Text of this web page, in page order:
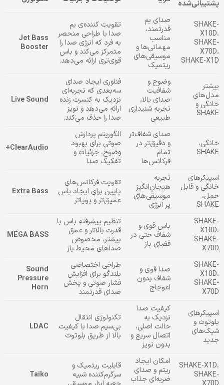
پشتیبانی‌شده
SHAKE-
X10D،
SHAKE-
X70D،
SHAKE-X1D
صدای بم
قدرتمند،
مناسب
مهمانی‌ها و
موسیقی‌های
ریتمیک
تقویت کننده‌ی بم
صدا با طراحی منحصر
به فرد که انرژی صدا را
متمرکز می‌کند و باس
قوی‌تری ارائه می‌دهد.
Jet Bass
Booster
بیشتر
مدل‌های
خانگی و
SHAKE
وضوح و
شفافیت
صدای بالا،
تجربه شنیداری
طبیعی
فناوری ایجاد صدای
سه‌بعدی که تجربه‌ای
نزدیک به کنسرت زنده
ارائه می‌دهد و نویز
صدا را حذف می‌کند.
Live Sound
خانگی،
SHAKE
صدای شفاف‌تر
و دقیق‌تر در
تمام
فرکانس‌ها
الگوریتم پردازش
صوتی برای بهبود
وضوح، جزئیات و
تفکیک صدا
ClearAudio+
اسپیکرهای
خانگی و قابل
حمل،
SHAKE
تجربه
هیجان‌انگیز
موسیقی‌های
پر انرژی
تقویت فرکانس‌های
پایین برای ایجاد باس
عمیق‌تر و پویاتر
Extra Bass
SHAKE-
X10D،
SHAKE-
X70D
باس قوی و
شفاف حتی در
فضای باز
تنظیم پیشرفته باس با
قدرت بالاتر و عمق
بیشتر، مخصوص
صداهای محیط باز
MEGA BASS
SHAKE-
X10D،
SHAKE-
X70D
صدا قوی و
شفاف بدون
اعوجاج
طراحی اختصاصی
بلندگو برای افزایش
فشار صوتی و پخش
صدای قدرتمند
Sound
Pressure
Horn
اسپیکرهای
بلوتوث و
شیک‌های
جدید
کیفیت صدا
نزدیک به
حالت اصلی،
اتصال سریع و
بدون نویز
تکنولوژی انتقال
بی‌سیم صدا با کیفیت
بالا از طریق بلوتوث
LDAC
SHAKE-X1D،
SHAKE-
امکان ایجاد
ریتم و صدای
ضربه‌ای جذاب
قابلیت ریتمیک و
سرگرم‌کننده شبیه
Taiko